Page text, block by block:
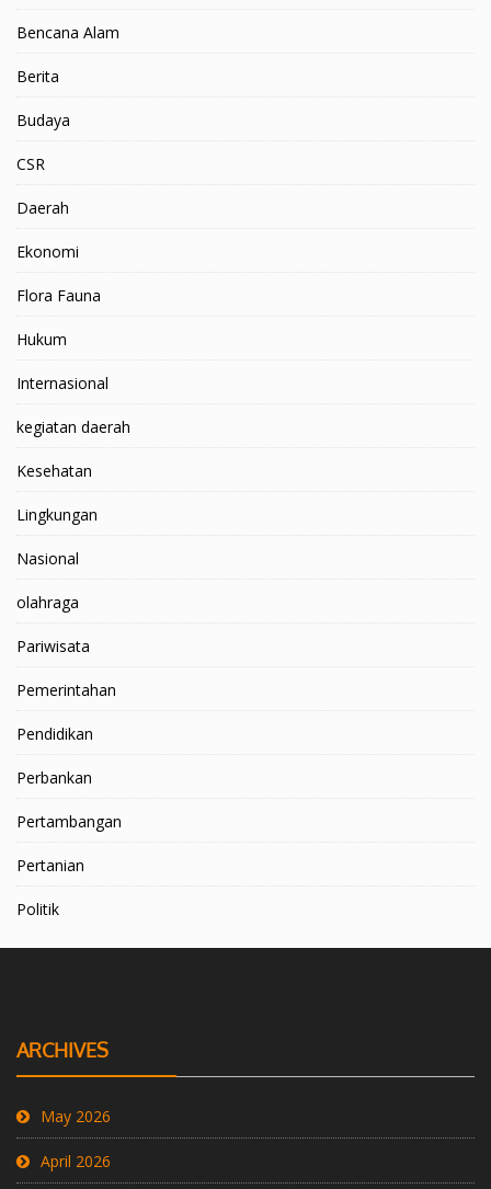
Bencana Alam
Berita
Budaya
CSR
Daerah
Ekonomi
Flora Fauna
Hukum
Internasional
kegiatan daerah
Kesehatan
Lingkungan
Nasional
olahraga
Pariwisata
Pemerintahan
Pendidikan
Perbankan
Pertambangan
Pertanian
Politik
ARCHIVES
May 2026
April 2026